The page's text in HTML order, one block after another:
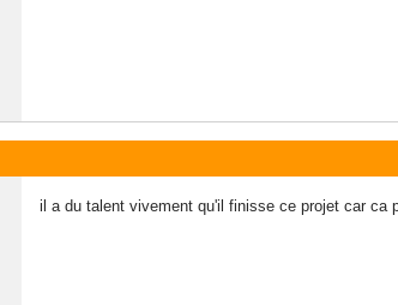
il a du talent vivement qu'il finisse ce projet car ca